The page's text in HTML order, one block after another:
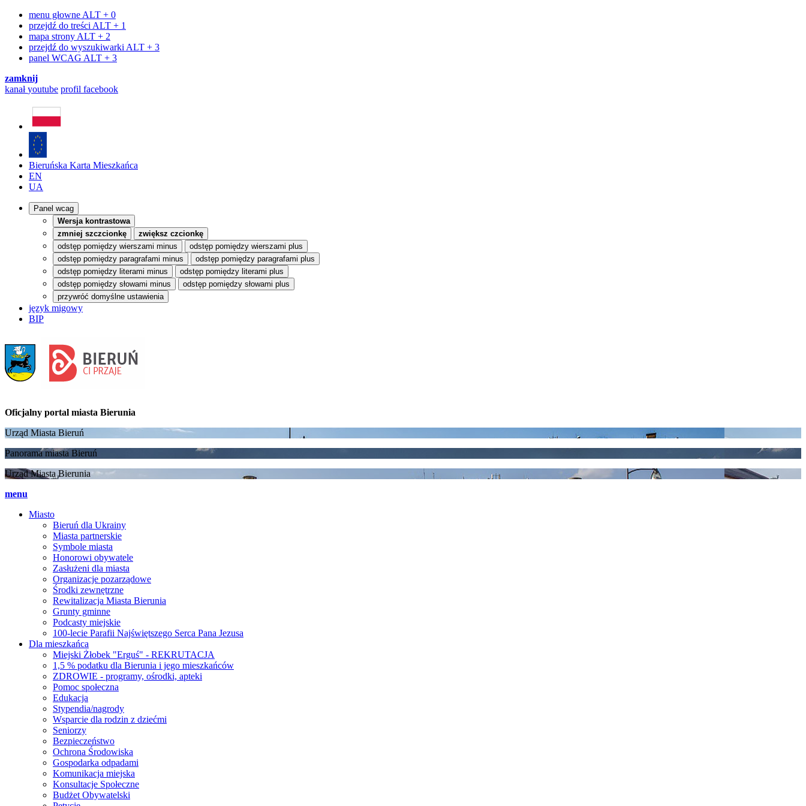
menu głowne ALT + 0
przejdź do treści ALT + 1
mapa strony ALT + 2
przejdź do wyszukiwarki ALT + 3
panel WCAG ALT + 3
zamknij
kanałyoutube profil facebook
Bieruńska Karta Mieszkańca
EN
UA
Panel wcag
Wersja kontrastowa
zmniej szczcionkę
zwiększ czcionkę
odstęp pomiędzy wierszami minus
odstęp pomiędzy wierszami plus
odstęp pomiędzy paragrafami minus
odstęp pomiędzy paragrafami plus
odstęp pomiędzy literami minus
odstęp pomiędzy literami plus
odstęp pomiędzy słowami minus
odstęp pomiędzy słowami plus
przywróć domyślne ustawienia
język migowy
BIP
Oficjalny portal miasta Bierunia
Urząd Miasta Bieruń
Panorama miasta Bieruń
Urząd Miasta Bierunia
menu
Miasto
Bieruń dla Ukrainy
Miasta partnerskie
Symbole miasta
Honorowi obywatele
Zasłużeni dla miasta
Organizacje pozarządowe
Środki zewnętrzne
Rewitalizacja Miasta Bierunia
Grunty gminne
Podcasty miejskie
100-lecie Parafii Najświętszego Serca Pana Jezusa
Dla mieszkańca
Miejski Żłobek "Erguś" - REKRUTACJA
1,5 % podatku dla Bierunia i jego mieszkańców
ZDROWIE - programy, ośrodki, apteki
Pomoc społeczna
Edukacja
Stypendia/nagrody
Wsparcie dla rodzin z dziećmi
Seniorzy
Bezpieczeństwo
Ochrona Środowiska
Gospodarka odpadami
Komunikacja miejska
Konsultacje Społeczne
Budżet Obywatelski